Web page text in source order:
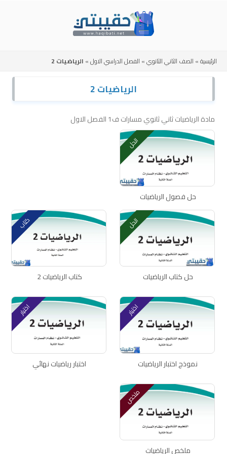
الرئيسية» الصف الثاني الثانوي» الفصل الدراسي الاول» الرياضيات 2
الرياضيات 2
مادة الرياضيات ثاني ثانوي مسارات ف1 الفصل الاول
الحل
حل فصول الرياضيات
الحل
حل كتاب الرياضيات
كتاب
كتاب الرياضيات 2
اختبار
نموذج اختبار الرياضيات
اختبار
اختبار رياضيات نهائي
ملخص
ملخص الرياضيات